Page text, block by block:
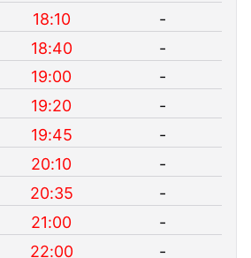
18:10
-
18:40
-
19:00
-
19:20
-
19:45
-
20:10
-
20:35
-
21:00
-
22:00
-